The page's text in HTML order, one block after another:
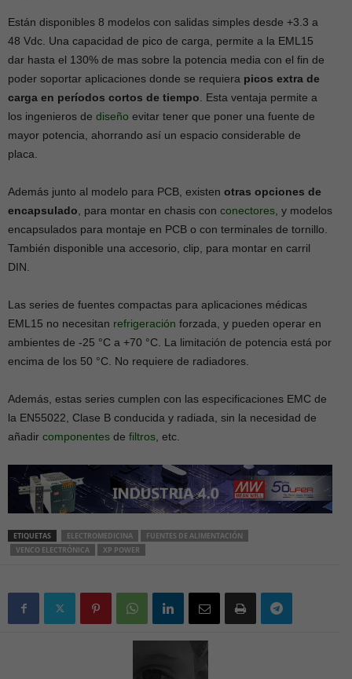
Están disponibles 8 modelos con salidas simples desde +3.3 a
48 Vdc. Una capacidad de pico de carga, permite a la EML15
dar hasta el 130% de mas sobre la potencia media con el fin de
poder soportar aplicaciones donde se requiera picos extra de
carga en períodos cortos de tiempo . Esta ventaja permite a
los ingenieros de diseño evitar tener que poner una fuente de
mayor potencia, ahorrando así un espacio considerable de
placa.
Además junto al modelo para PCB, existen otras opciones de
encapsulado , para montar en chasis con conectores , y modelos
encapsulados para montaje en PCB o con terminales de tornillo.
También disponible una accesorio, clip, para montar en carril
DIN.
Las series de fuentes compactas para aplicaciones médicas
EML15 no necesitan refrigeración forzada, y pueden operar en
ambientes de -25 °C a +70 °C. La limitación de potencia está por
encima de los 50 °C. No requiere de radiadores.
Además, estas series cumplen con las especificaciones EMC de
la EN55022, Clase B conducida y radiada, sin la necesidad de
añadir componentes de filtros , etc.
ETIQUETAS ELECTROMEDICINA
FUENTES DE ALIMENTACIÓN
VENCO ELECTRÓNICA
XP POWER